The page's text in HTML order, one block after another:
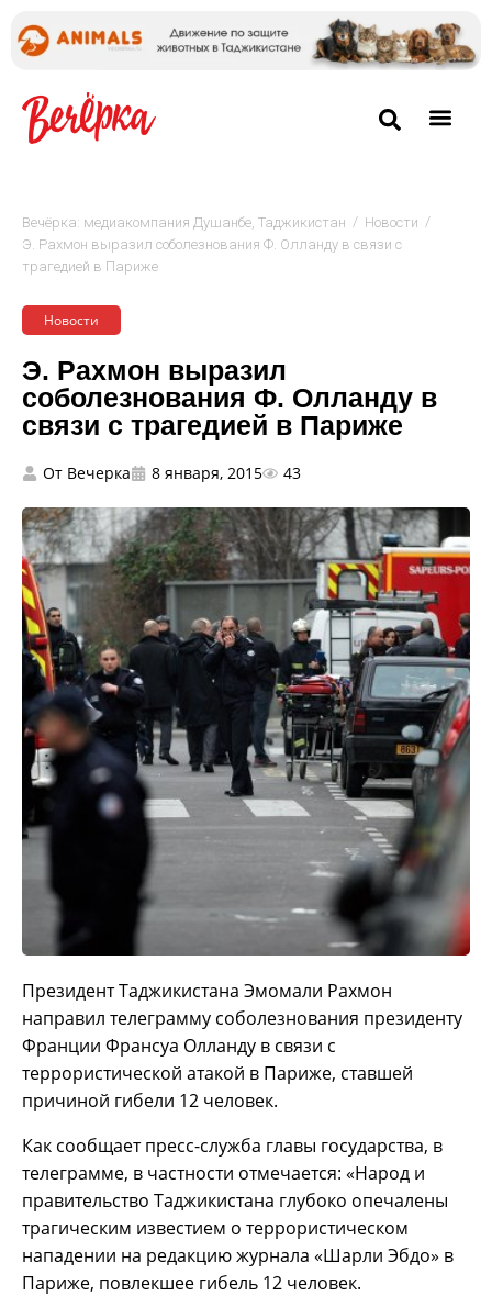
Вечёрка: медиакомпания Душанбе, Таджикистан / Новости /
Э. Рахмон выразил соболезнования Ф. Олланду в связи с
трагедией в Париже
Новости
Э. Рахмон выразил
соболезнования Ф. Олланду в
связи с трагедией в Париже
От Вечерка 8 января, 2015 43
Президент Таджикистана Эмомали Рахмон
направил телеграмму соболезнования президенту
Франции Франсуа Олланду в связи с
террористической атакой в Париже, ставшей
причиной гибели 12 человек.
Как сообщает пресс-служба главы государства, в
телеграмме, в частности отмечается: «Народ и
правительство Таджикистана глубоко опечалены
трагическим известием о террористическом
нападении на редакцию журнала «Шарли Эбдо» в
Париже, повлекшее гибель 12 человек.